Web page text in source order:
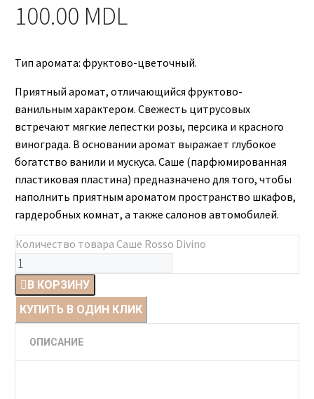
100.00 MDL
Тип аромата: фруктово-цветочный.
Приятный аромат, отличающийся фруктово-
ванильным характером. Свежесть цитрусовых
встречают мягкие лепестки розы, персика и красного
винограда. В основании аромат выражает глубокое
богатство ванили и мускуса. Саше (парфюмированная
пластиковая пластина) предназначено для того, чтобы
наполнить приятным ароматом пространство шкафов,
гардеробных комнат, а также салонов автомобилей.
Количество товара Саше Rosso Divino
В КОРЗИНУ
КУПИТЬ В ОДИН КЛИК
ОПИСАНИЕ